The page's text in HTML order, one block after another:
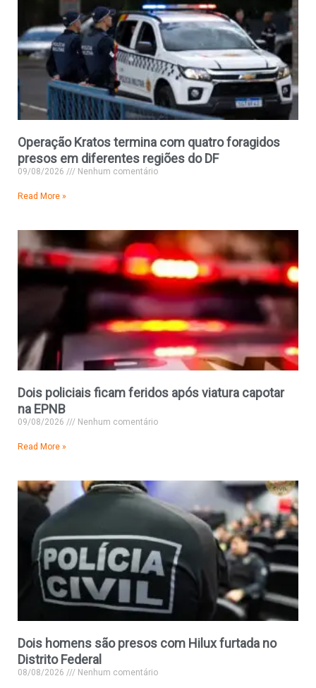
Operação Kratos termina com quatro foragidos
presos em diferentes regiões do DF
09/08/2026 Nenhum comentário
Read More »
Dois policiais ficam feridos após viatura capotar
na EPNB
09/08/2026 Nenhum comentário
Read More »
Dois homens são presos com Hilux furtada no
Distrito Federal
08/08/2026 Nenhum comentário